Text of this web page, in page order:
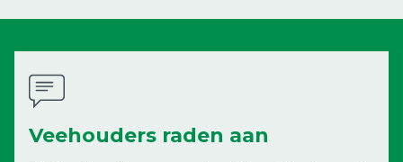
Veehouders raden aan